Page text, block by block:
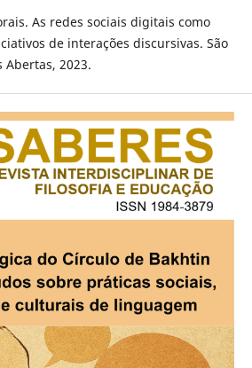
As redes sociais digitais como
de interações discursivas. São
Abertas, 2023.